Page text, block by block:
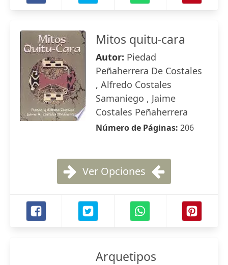
Mitos quitu-cara
Autor: Piedad
Peñaherrera De Costales
, Alfredo Costales
Samaniego , Jaime
Costales Peñaherrera
Número de Páginas: 206
Ver Opciones
Arquetipos